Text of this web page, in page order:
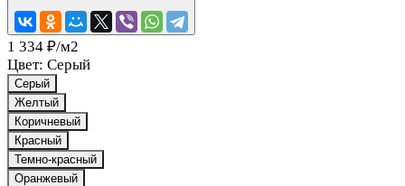
1 334 ₽/м2
Цвет: Серый
Серый
Желтый
Коричневый
Красный
Темно-красный
Оранжевый